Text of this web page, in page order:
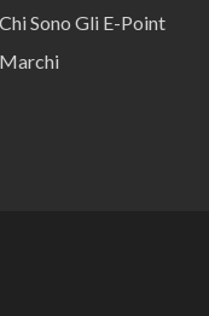
Chi Sono Gli E-Point
Marchi